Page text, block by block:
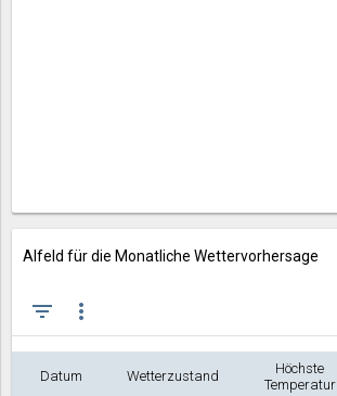
Alfeld für die Monatliche Wettervorhersage
filter_list more_vert
Datum Wetterzustand
Höchste
Temperatur